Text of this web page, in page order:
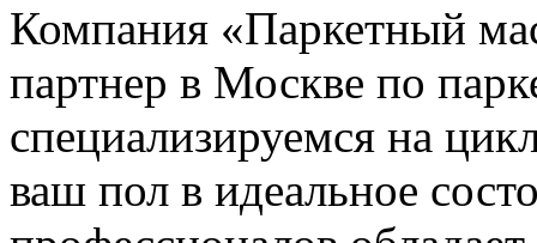
Компания «Паркетный
партнер в Москве по
специализируемся на
ваш пол в идеальное